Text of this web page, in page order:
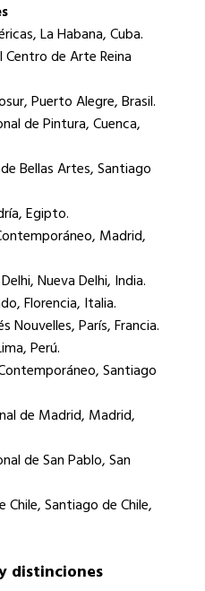
La Habana, Cuba.
de Arte Reina
Puerto Alegre, Brasil.
de Pintura, Cuenca,
Bellas Artes, Santiago
Egipto.
Madrid,
Nueva Delhi, India.
Florencia, Italia.
Nouvelles, París, Francia.
Perú.
Santiago
de Madrid, Madrid,
de San Pablo, San
Chile, Santiago de Chile,
distinciones